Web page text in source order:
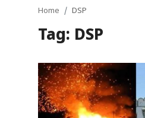
Games
Videos
Health
Home DSP
Tag: DSP